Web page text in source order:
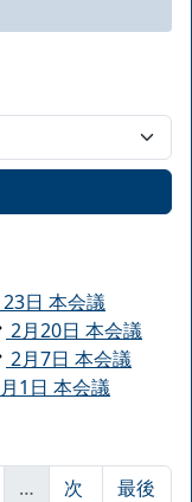
日 本会議
2月20日 本会議
2月7日 本会議
1日 本会議
…
次
最後